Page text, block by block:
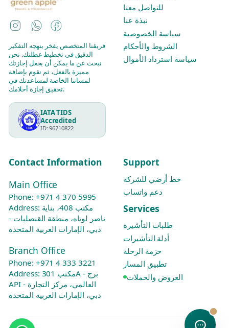
Instagram
WhatsAppFacebook
فريقنا المتخصص يفخر بنهجه التفكير
الدقيق في تخطيط عطلتك. نحن
نبحث عن ما يمكن أن يجعل إجازتك
مميزة بالفعل، ثم نقوم بإضافة
لمساتنا الخاصة لمساعدتك في
تحقيق إجازة أحلامك.
IATA TIDS
Accredited
ID: 96210822
للتواصل معنا
نبذة عنا
سياسة الخصوصية
الشروط والأحكام
سياسة استرداد الأموال
Contact Information
Main Office
Phone: +971 4 370 5995
Address: مكتب 408، بناية
ناصر لوتاه، منطقة القنصليات -
دبي، الإمارات العربية المتحدة
Branch Office
Phone: +971 4 333 3221
Address: مكتب 301A - برج
API العالمي، مركز التجارة -
دبي، الإمارات العربية المتحدة
Support
خط أرضي للشركة
دعم واتساب
Services
طلبات التأشيرة
أدلة التأشيرات
حزمة الرحلة
تطبيق المسار
العروض والحملات